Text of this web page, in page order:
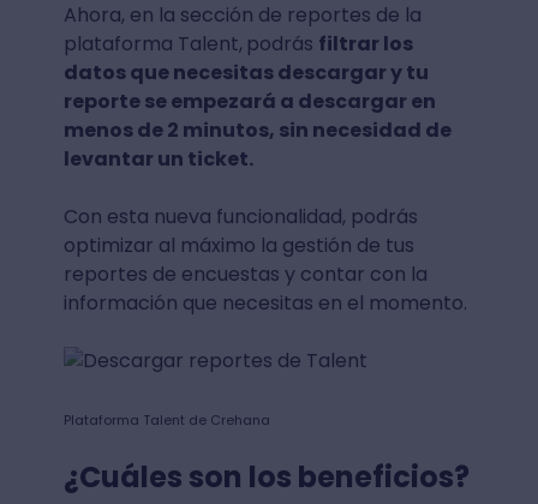
Ahora, en la sección de reportes de la
plataforma Talent, podrás filtrar los
datos que necesitas descargar y tu
reporte se empezará a descargar en
menos de 2 minutos, sin necesidad de
levantar un ticket.
Con esta nueva funcionalidad, podrás
optimizar al máximo la gestión de tus
reportes de encuestas y contar con la
información que necesitas en el momento.
Plataforma Talent de Crehana
¿Cuáles son los beneficios?